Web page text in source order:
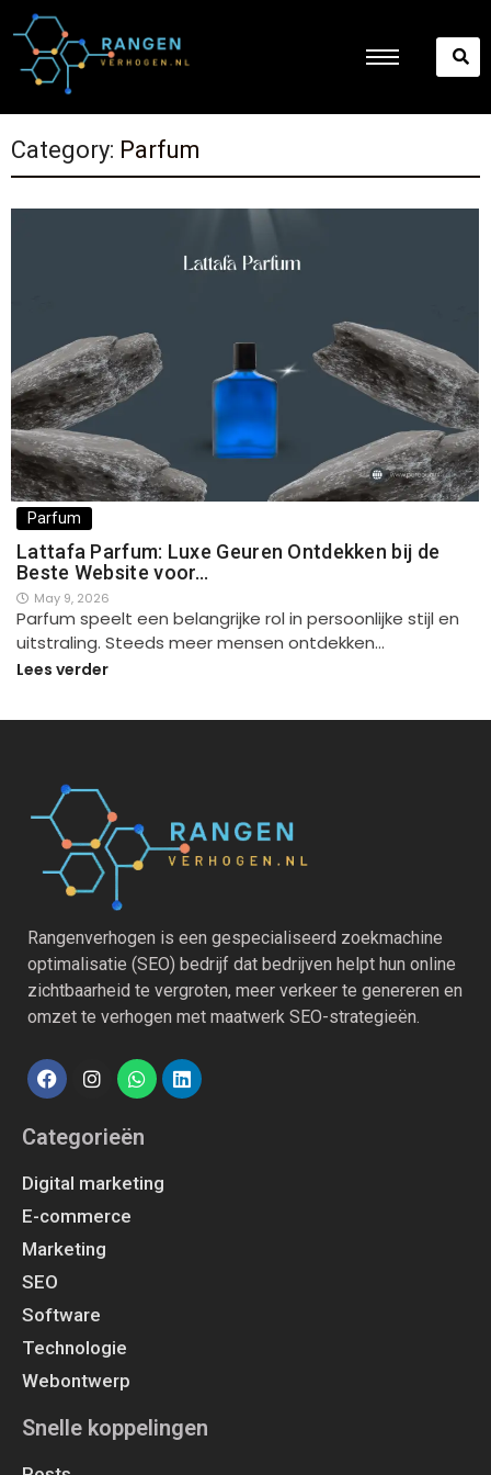
Category: Parfum
Parfum
Lattafa Parfum: Luxe Geuren Ontdekken bij de
Beste Website voor…
May 9, 2026
Parfum speelt een belangrijke rol in persoonlijke stijl en
uitstraling. Steeds meer mensen ontdekken…
Lees verder
Rangenverhogen is een gespecialiseerd zoekmachine
optimalisatie (SEO) bedrijf dat bedrijven helpt hun online
zichtbaarheid te vergroten, meer verkeer te genereren en
omzet te verhogen met maatwerk SEO-strategieën.
Categorieën
Digital marketing
E-commerce
Marketing
SEO
Software
Technologie
Webontwerp
Snelle koppelingen